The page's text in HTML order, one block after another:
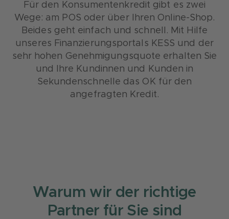
Für den Konsumentenkredit gibt es zwei
Wege: am POS oder über Ihren Online-Shop.
Beides geht einfach und schnell. Mit Hilfe
unseres Finanzierungsportals KESS und der
sehr hohen Genehmigungsquote erhalten Sie
und Ihre Kundinnen und Kunden in
Sekundenschnelle das OK für den
angefragten Kredit.
Warum wir der richtige
Partner für Sie sind